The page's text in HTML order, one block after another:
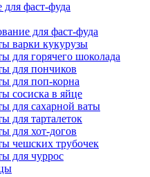
фаст-фуда
для фаст-фуда
варки кукурузы
для горячего шоколада
для пончиков
для поп-корна
сосиска в яйце
для сахарной ваты
для тарталеток
для хот-догов
чешских трубочек
для чуррос